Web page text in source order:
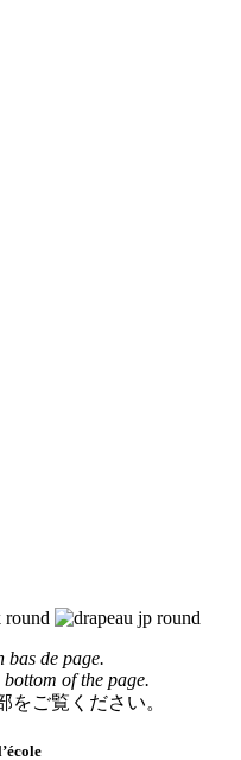
bas de page.
of the page.
をご覧ください。